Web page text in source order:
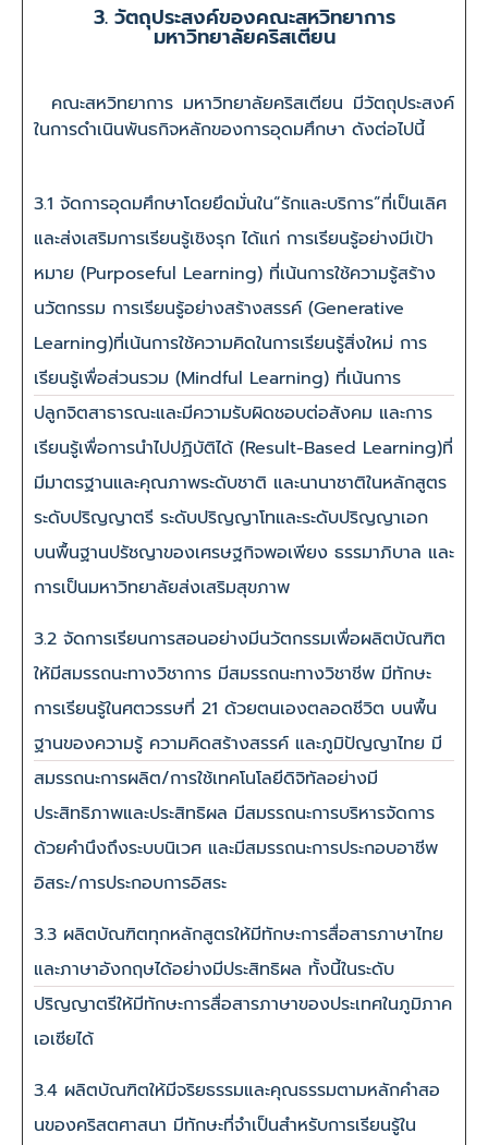
3. วัตถุประสงค์ของคณะสหวิทยาการ
มหาวิทยาลัยคริสเตียน
คณะสหวิทยาการ มหาวิทยาลัยคริสเตียน มีวัตถุประสงค์
ในการดำเนินพันธกิจหลักของการอุดมศึกษา ดังต่อไปนี้
3.1 จัดการอุดมศึกษาโดยยึดมั่นใน“รักและบริการ”ที่เป็นเลิศ
และส่งเสริมการเรียนรู้เชิงรุก ได้แก่ การเรียนรู้อย่างมีเป้า
หมาย (Purposeful Learning) ที่เน้นการใช้ความรู้สร้าง
นวัตกรรม การเรียนรู้อย่างสร้างสรรค์ (Generative
Learning)ที่เน้นการใช้ความคิดในการเรียนรู้สิ่งใหม่ การ
เรียนรู้เพื่อส่วนรวม (Mindful Learning) ที่เน้นการ
ปลูกจิตสาธารณะและมีความรับผิดชอบต่อสังคม และการ
เรียนรู้เพื่อการนำไปปฏิบัติได้ (Result-Based Learning)ที่
มีมาตรฐานและคุณภาพระดับชาติ และนานาชาติในหลักสูตร
ระดับปริญญาตรี ระดับปริญญาโทและระดับปริญญาเอก
บนพื้นฐานปรัชญาของเศรษฐกิจพอเพียง ธรรมาภิบาล และ
การเป็นมหาวิทยาลัยส่งเสริมสุขภาพ
3.2 จัดการเรียนการสอนอย่างมีนวัตกรรมเพื่อผลิตบัณฑิต
ให้มีสมรรถนะทางวิชาการ มีสมรรถนะทางวิชาชีพ มีทักษะ
การเรียนรู้ในศตวรรษที่ 21 ด้วยตนเองตลอดชีวิต บนพื้น
ฐานของความรู้ ความคิดสร้างสรรค์ และภูมิปัญญาไทย มี
สมรรถนะการผลิต/การใช้เทคโนโลยีดิจิทัลอย่างมี
ประสิทธิภาพและประสิทธิผล มีสมรรถนะการบริหารจัดการ
ด้วยคำนึงถึงระบบนิเวศ และมีสมรรถนะการประกอบอาชีพ
อิสระ/การประกอบการอิสระ
3.3 ผลิตบัณฑิตทุกหลักสูตรให้มีทักษะการสื่อสารภาษาไทย
และภาษาอังกฤษได้อย่างมีประสิทธิผล ทั้งนี้ในระดับ
ปริญญาตรีให้มีทักษะการสื่อสารภาษาของประเทศในภูมิภาค
เอเซียได้
3.4 ผลิตบัณฑิตให้มีจริยธรรมและคุณธรรมตามหลักคำสอ
นของคริสตศาสนา มีทักษะที่จำเป็นสำหรับการเรียนรู้ใน